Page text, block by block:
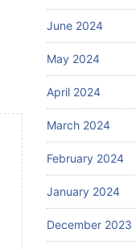
June 2024
May 2024
April 2024
March 2024
February 2024
January 2024
December 2023